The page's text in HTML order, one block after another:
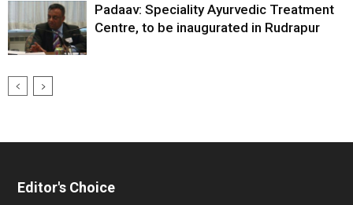
Padaav: Speciality Ayurvedic Treatment
Centre, to be inaugurated in Rudrapur
Editor's Choice